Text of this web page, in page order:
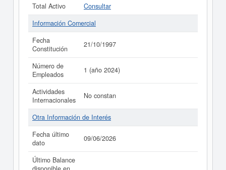
Total Activo
Consultar
Información Comercial
Fecha
Constitución
21/10/1997
Número de
Empleados
1 (año 2024)
Actividades
Internacionales
No constan
Otra Información de Interés
Fecha último
dato
09/06/2026
Último Balance